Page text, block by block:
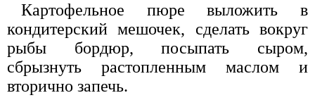
Картофельное пюре выложить в
кондитерский мешочек, сделать вокруг
рыбы бордюр, посыпать сыром,
сбрызнуть растопленным маслом и
вторично запечь.